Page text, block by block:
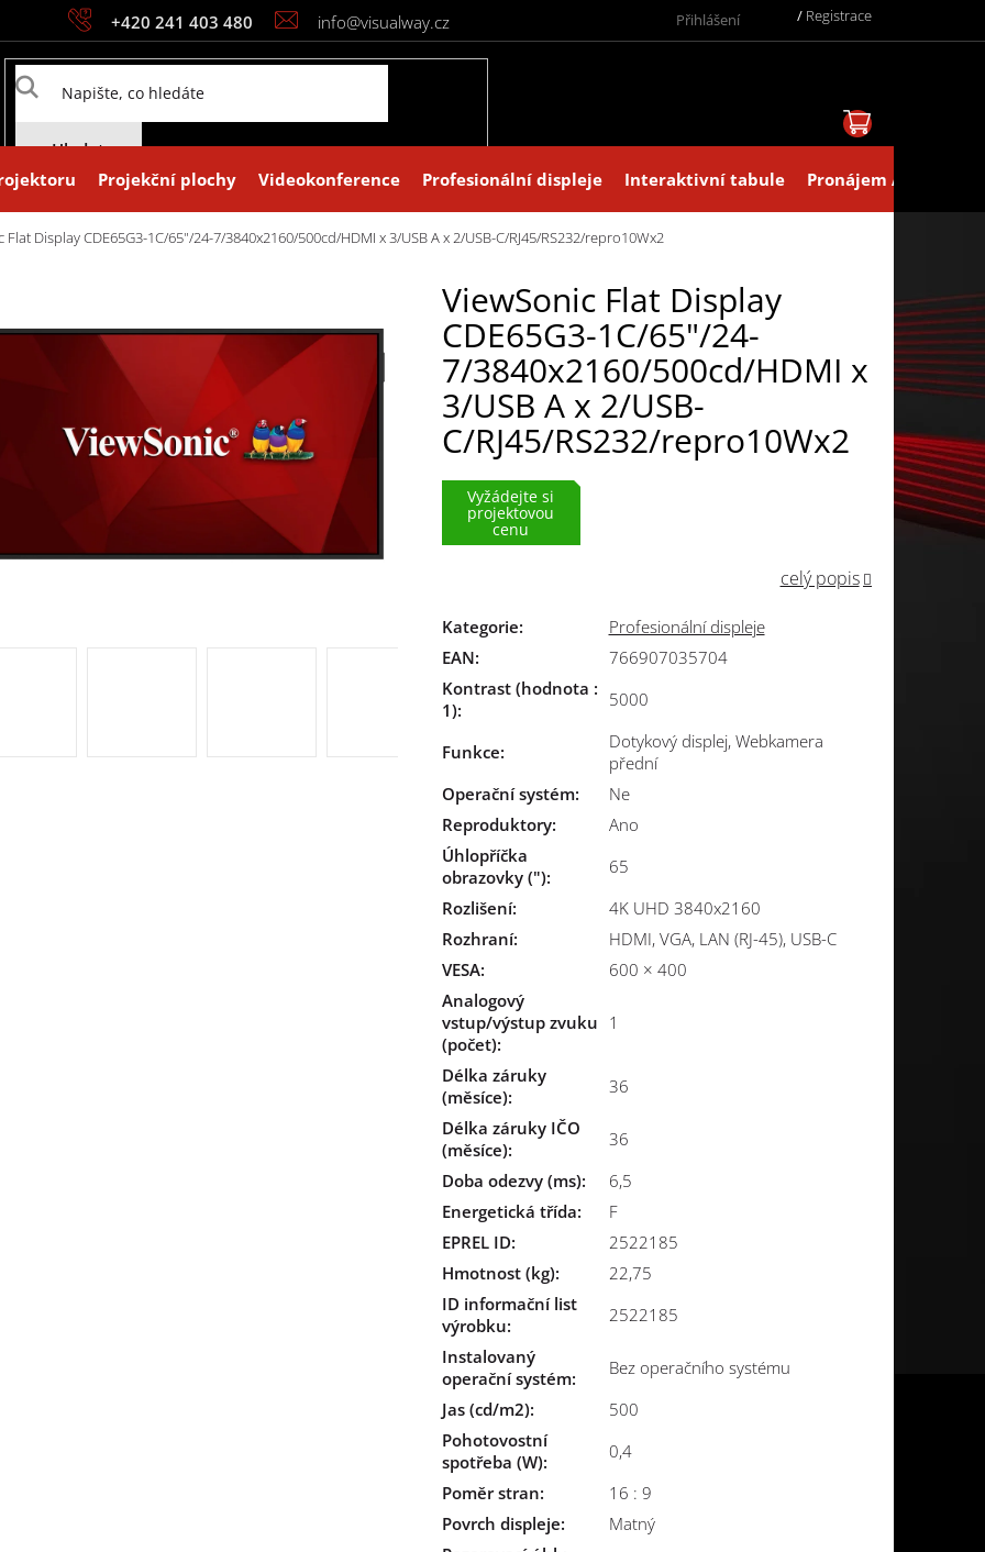
+420 241 403 480 info@visualway.cz Přihlášení / Registrace
Hledat
Projekční plochy Videokonference Profesionální displeje Interaktivní tabule Pronájem AV
Flat Display CDE65G3-1C/65"/24-7/3840x2160/500cd/HDMI x 3/USB A x 2/USB-C/RJ45/RS232/repro10Wx2
celý popis
Kategorie:
Profesionální displeje
EAN:
766907035704
Kontrast (hodnota :
1): 5000
Funkce:
Dotykový displej, Webkamera
přední
Operační systém:
Ne
Reproduktory:
Ano
Úhlopříčka
obrazovky ("):
65
Rozlišení:
4K UHD 3840x2160
Rozhraní:
HDMI, VGA, LAN (RJ-45), USB-C
VESA:
600 × 400
Analogový
vstup/výstup zvuku
(počet):
1
Délka záruky
(měsíce):
36
Délka záruky IČO
(měsíce):
36
Doba odezvy (ms):
6,5
Energetická třída:
F
EPREL ID:
2522185
Hmotnost (kg):
22,75
ID informační list
výrobku:
2522185
Instalovaný
operační systém:
Bez operačního systému
Jas (cd/m2):
500
Pohotovostní
spotřeba (W):
0,4
Poměr stran:
16 : 9
Povrch displeje:
Matný
ViewSonic Flat Display
CDE65G3-1C/65"/24-
7/3840x2160/500cd/HDMI x
3/USB A x 2/USB-
C/RJ45/RS232/repro10Wx2
Vyžádejte si
projektovou
cenu